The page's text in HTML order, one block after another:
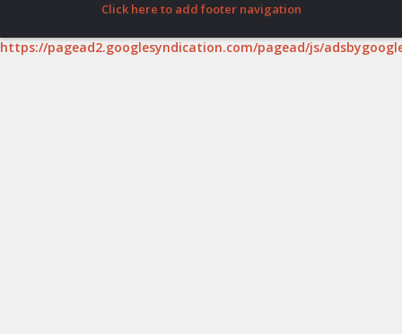
Click here to add footer navigation
https://pagead2.googlesyndication.com/pagead/js/